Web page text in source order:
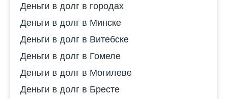
Деньги в долг в городах
Деньги в долг в Минске
Деньги в долг в Витебске
Деньги в долг в Гомеле
Деньги в долг в Могилеве
Деньги в долг в Бресте